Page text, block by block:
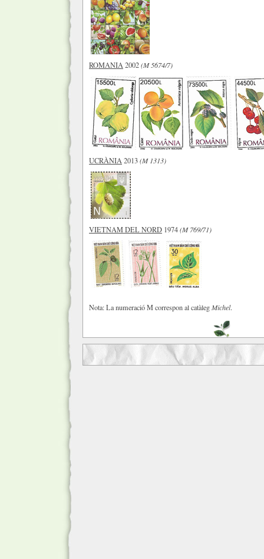
ROMANIA 2002(M 5674/7)
UCRÀNIA 2013(M 1313)
VIETNAM DEL NORD 1974(M 769/71)
Nota: La numeració M correspon al catàleg Michel.